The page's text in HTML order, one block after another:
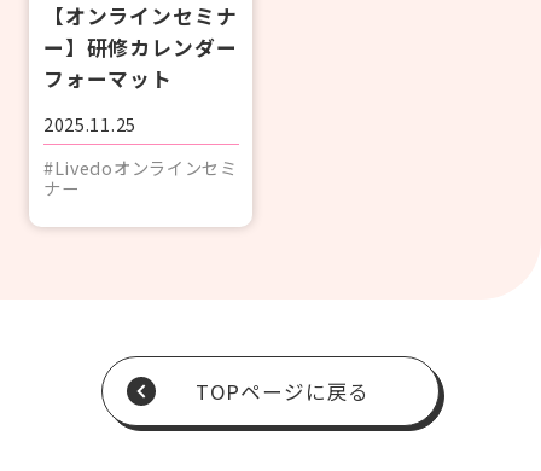
【オンラインセミナ
ー】研修カレンダー
フォーマット
2025.11.25
#Livedoオンラインセミ
ナー
TOPページに戻る